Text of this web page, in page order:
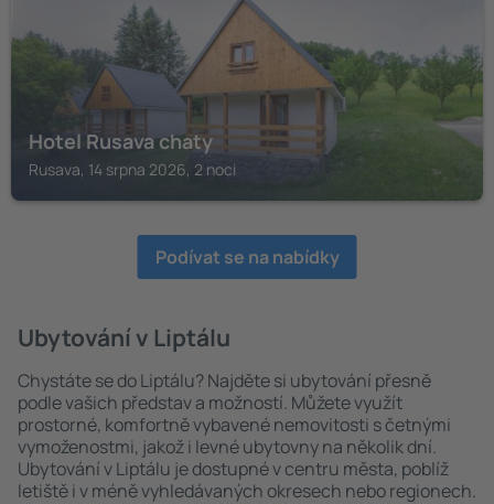
Hotel Rusava chaty
Rusava, 14 srpna 2026, 2 noci
Podívat se na nabídky
Ubytování v Liptálu
Chystáte se do Liptálu? Najděte si ubytování přesně
podle vašich představ a možností. Můžete využít
prostorné, komfortně vybavené nemovitosti s četnými
vymoženostmi, jakož i levné ubytovny na několik dní.
Ubytování v Liptálu je dostupné v centru města, poblíž
letiště i v méně vyhledávaných okresech nebo regionech.